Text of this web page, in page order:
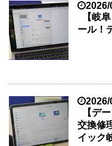
2026/
【岐
ール！
2026/
【デ
交換修
イック